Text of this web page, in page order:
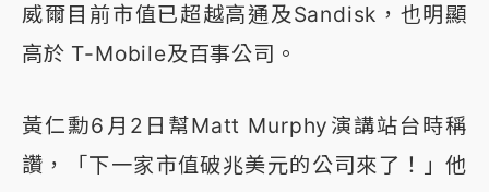
威爾目前市值已超越高通及Sandisk，也明顯
高於 T-Mobile及百事公司。
黃仁勳6月2日幫Matt Murphy演講站台時稱
讚，「下一家市值破兆美元的公司來了！」他